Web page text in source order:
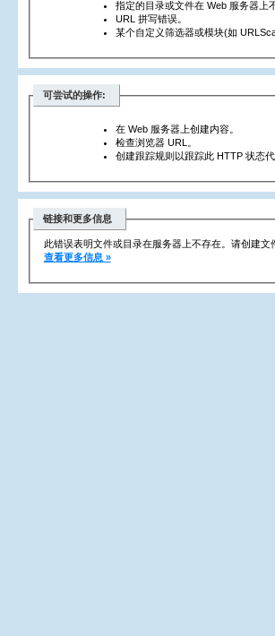
指定的目录或文件在 Web 服务器上
URL 拼写错误。
某个自定义筛选器或模块(如
可尝试的操作:
在 Web 服务器上创建内容。
检查浏览器 URL。
创建跟踪规则以跟踪此 HTTP 状态
链接和更多信息
此错误表明文件或目录在服务器上不存在。请创建文
查看更多信息 »